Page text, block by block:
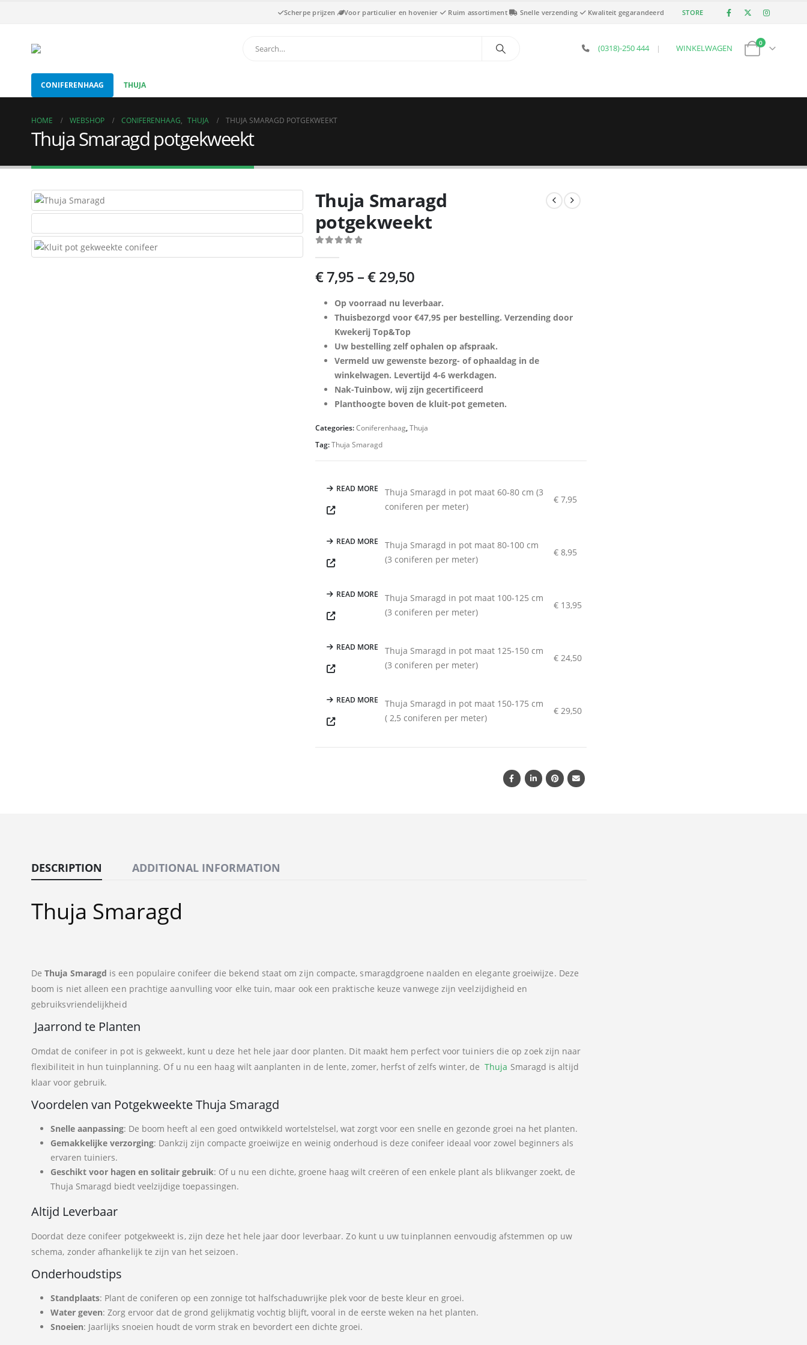
Scherpe prijzen Voor particulier en hovenier Ruim assortiment Snelle verzending Kwaliteit gegarandeerd STORE
(0318)-250 444 | WINKELWAGEN
0
CONIFERENHAAG THUJA
HOME WEBSHOP CONIFERENHAAG, THUJA THUJA SMARAGD POTGEKWEEKT
Thuja Smaragd potgekweekt
Thuja Smaragd
potgekweekt
€7,95 –€29,50
Op voorraad nu leverbaar.
Thuisbezorgd voor €47,95 per bestelling. Verzending door
Kwekerij Top&Top
Uw bestelling zelf ophalen op afspraak.
Vermeld uw gewenste bezorg- of ophaaldag in de
winkelwagen. Levertijd 4-6 werkdagen.
Nak-Tuinbow, wij zijn gecertificeerd
Planthoogte boven de kluit-pot gemeten.
Categories:Coniferenhaag,Thuja
Tag:Thuja Smaragd
READ MORE
Thuja Smaragd in pot maat 60-80 cm (3
coniferen per meter)
€7,95
READ MORE
Thuja Smaragd in pot maat 80-100 cm
(3 coniferen per meter)
€8,95
READ MORE
Thuja Smaragd in pot maat 100-125 cm
(3 coniferen per meter)
€13,95
READ MORE
Thuja Smaragd in pot maat 125-150 cm
(3 coniferen per meter)
€24,50
READ MORE
Thuja Smaragd in pot maat 150-175 cm
( 2,5 coniferen per meter)
€29,50
DESCRIPTION ADDITIONAL INFORMATION
Thuja Smaragd
DeThuja Smaragd is een populaire conifeer die bekend staat om zijn compacte, smaragdgroene naalden en elegante groeiwijze. Deze
boom is niet alleen een prachtige aanvulling voor elke tuin, maar ook een praktische keuze vanwege zijn veelzijdigheid en
gebruiksvriendelijkheid
Jaarrond te Planten
Omdat de conifeer in pot is gekweekt, kunt u deze het hele jaar door planten. Dit maakt hem perfect voor tuiniers die op zoek zijn naar
flexibiliteit in hun tuinplanning. Of u nu een haag wilt aanplanten in de lente, zomer, herfst of zelfs winter, deThuja Smaragd is altijd
klaar voor gebruik.
Voordelen van Potgekweekte Thuja Smaragd
Snelle aanpassing: De boom heeft al een goed ontwikkeld wortelstelsel, wat zorgt voor een snelle en gezonde groei na het planten.
Gemakkelijke verzorging: Dankzij zijn compacte groeiwijze en weinig onderhoud is deze conifeer ideaal voor zowel beginners als
ervaren tuiniers.
Geschikt voor hagen en solitair gebruik: Of u nu een dichte, groene haag wilt creëren of een enkele plant als blikvanger zoekt, de
Thuja Smaragd biedt veelzijdige toepassingen.
Altijd Leverbaar
Doordat deze conifeer potgekweekt is, zijn deze het hele jaar door leverbaar. Zo kunt u uw tuinplannen eenvoudig afstemmen op uw
schema, zonder afhankelijk te zijn van het seizoen.
Onderhoudstips
Standplaats: Plant de coniferen op een zonnige tot halfschaduwrijke plek voor de beste kleur en groei.
Water geven: Zorg ervoor dat de grond gelijkmatig vochtig blijft, vooral in de eerste weken na het planten.
Snoeien: Jaarlijks snoeien houdt de vorm strak en bevordert een dichte groei.